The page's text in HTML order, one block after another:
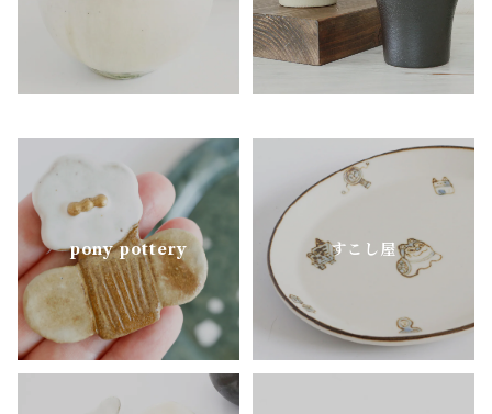
OKAMA Studio
pony pottery
pony pottery すこし屋